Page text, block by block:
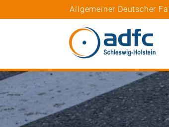
Allgemeiner Deutscher